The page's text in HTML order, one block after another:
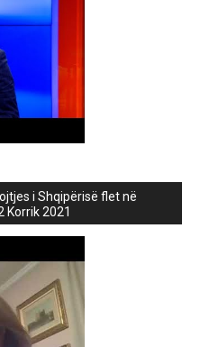
i Shqipërisë flet në
Korrik 2021